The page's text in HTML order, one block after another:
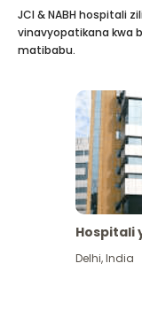
JCI & NABH hospitali
vinavyopatikana kwa
matibabu.
Hospitali
Delhi,India